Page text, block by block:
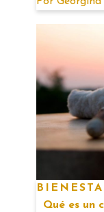
Qué es un